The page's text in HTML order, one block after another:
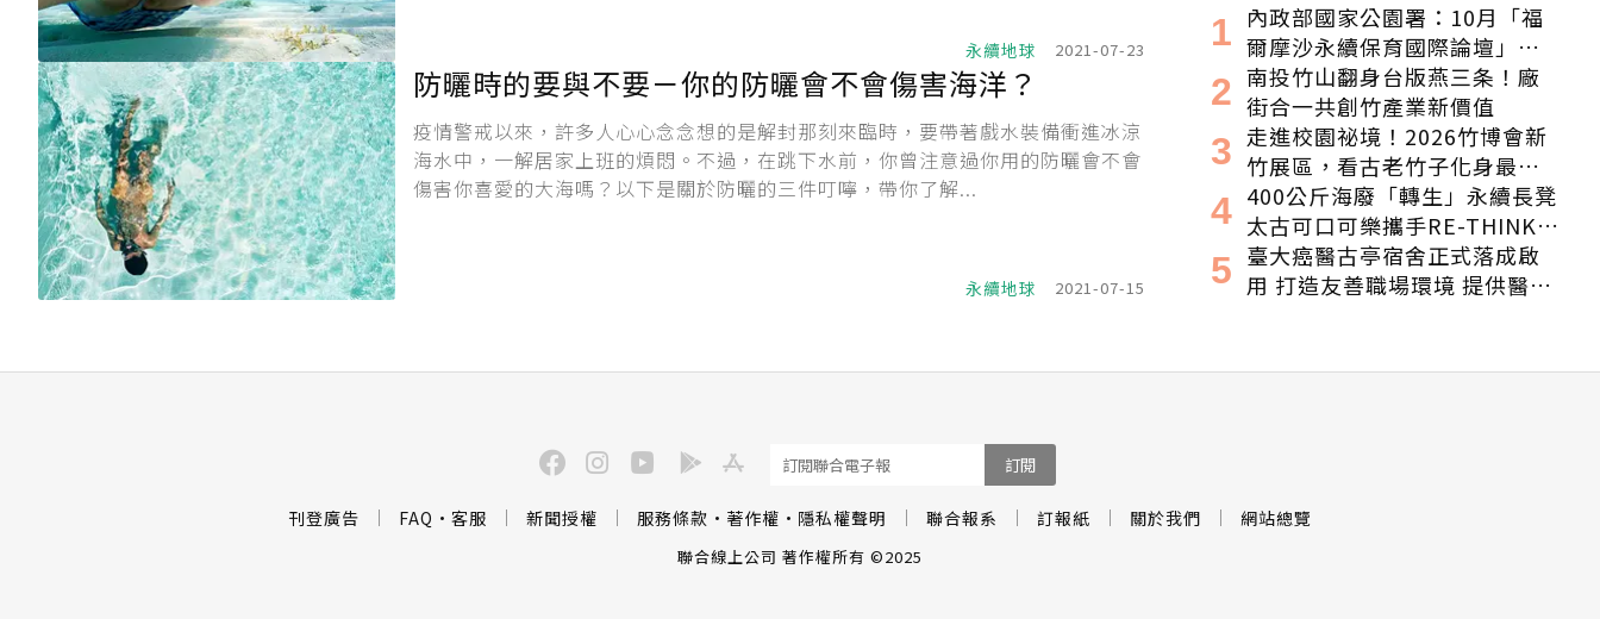
永續地球 2021-07-23
防曬時的要與不要－你的防曬會不會傷害海洋？
疫情警戒以來，許多人心心念念想的是解封那刻來臨時，要帶著戲水裝備衝進冰涼
海水中，一解居家上班的煩悶。不過，在跳下水前，你曾注意過你用的防曬會不會
傷害你喜愛的大海嗎？以下是關於防曬的三件叮嚀，帶你了解...
永續地球 2021-07-15
內政部國家公園署：10月「福
爾摩沙永續保育國際論壇」登
場！串聯跨界夥伴與低碳遊
程，向世界展現臺灣綠色實力
南投竹山翻身台版燕三条！廠
街合一共創竹產業新價值
走進校園祕境！2026竹博會新
竹展區，看古老竹子化身最潮
的未來空間
400公斤海廢「轉生」永續長凳
太古可口可樂攜手RE-THINK打
造「海洋垃園」特展
臺大癌醫古亭宿舍正式落成啟
用 打造友善職場環境 提供醫護
訂閱
刊登廣告 FAQ · 客服 新聞授權 服務條款 · 著作權 · 隱私權聲明 聯合報系 訂報紙 關於我們 網站總覽
聯合線上公司 著作權所有 ©2025